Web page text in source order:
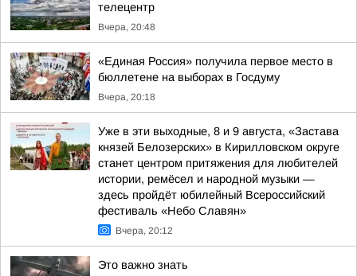
телецентр
Вчера, 20:48
«Единая Россия» получила первое место в
бюллетене на выборах в Госдуму
Вчера, 20:18
Уже в эти выходные, 8 и 9 августа, «Застава
князей Белозерских» в Кирилловском округе
станет центром притяжения для любителей
истории, ремёсел и народной музыки —
здесь пройдёт юбилейный Всероссийский
фестиваль «Небо Славян»
Вчера, 20:12
Это важно знать